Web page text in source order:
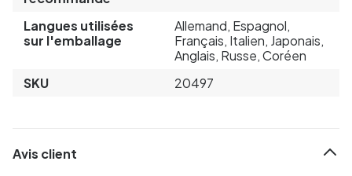
Langues utilisées
sur l'emballage
Allemand, Espagnol,
Français, Italien, Japonais,
Anglais, Russe, Coréen
SKU
20497
Avis client